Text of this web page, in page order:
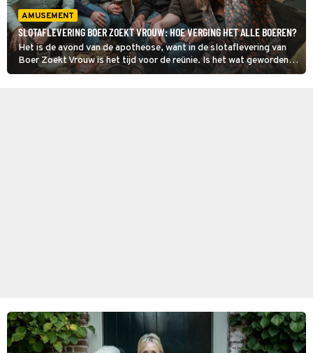
AMUSEMENT
SLOTAFLEVERING BOER ZOEKT VROUW: HOE VERGING HET ALLE BOEREN?
Het is de avond van de apotheose, want in de slotaflevering van
Boer Zoekt Vrouw is het tijd voor de reünie. Is het wat geworden
tussen Deedry en Roy? Hoe verging het de andere boeren? De